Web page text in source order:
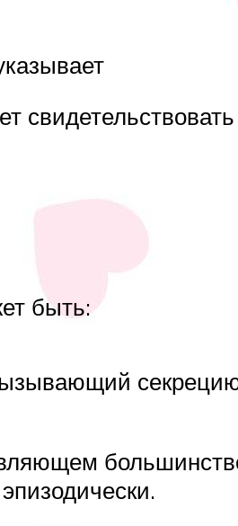
свидетельствовать
быть: